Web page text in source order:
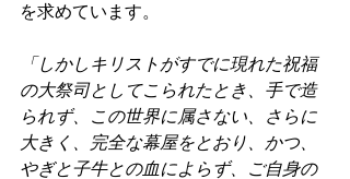
を求めています。
「しかしキリストがすでに現れた祝福
の大祭司としてこられたとき、手で造
られず、この世界に属さない、さらに
大きく、完全な幕屋をとおり、かつ、
やぎと子牛との血によらず、ご自身の